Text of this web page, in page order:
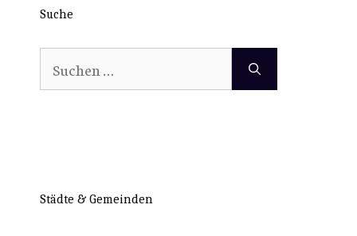
Suche
Suchen
nach:
Städte & Gemeinden